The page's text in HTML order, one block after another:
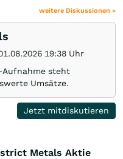
weitere Diskussionen »
19:38 Uhr
Aufnahme steht
Umsätze.
Jetzt mitdiskutieren
Metals Aktie